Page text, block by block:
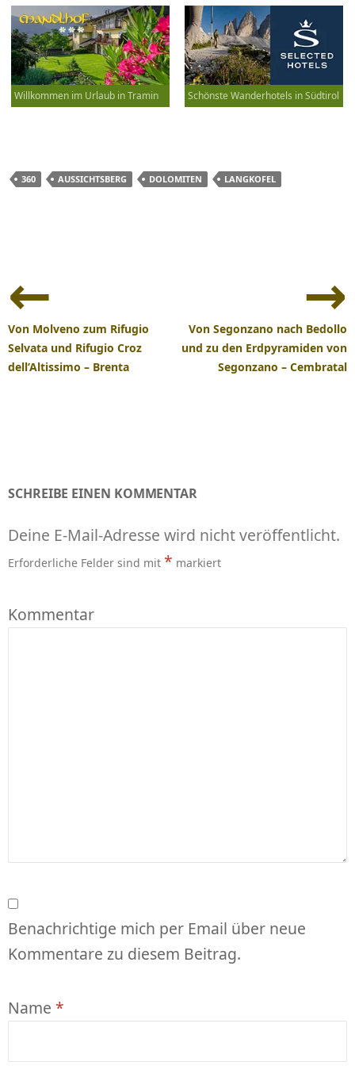
Willkommen im Urlaub in Tramin Schönste Wanderhotels in Südtirol
360 AUSSICHTSBERG DOLOMITEN LANGKOFEL
Navigation
Von Molveno zum Rifugio
Selvata und Rifugio Croz
dell’Altissimo – Brenta
Von Segonzano nach Bedollo
und zu den Erdpyramiden von
Segonzano – Cembratal
SCHREIBE EINEN KOMMENTAR
Deine E-Mail-Adresse wird nicht veröffentlicht.
Erforderliche Felder sind mit * markiert
Kommentar
Benachrichtige mich per Email über neue
Kommentare zu diesem Beitrag.
Name *